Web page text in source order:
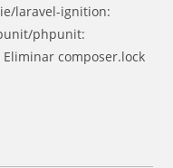
laravel-ignition:
phpunit:
composer.lock